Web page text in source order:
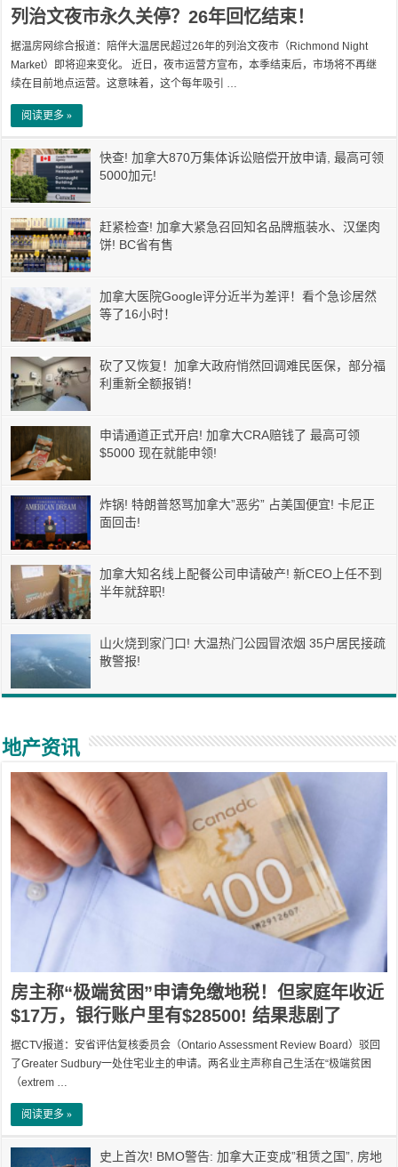
列治文夜市永久关停？26年回忆结束！
据温房网综合报道：陪伴大温居民超过26年的列治文夜市（Richmond Night
Market）即将迎来变化。 近日，夜市运营方宣布，本季结束后，市场将不再继
续在目前地点运营。这意味着，这个每年吸引 …
阅读更多 »
快查! 加拿大870万集体诉讼赔偿开放申请, 最高可领
5000加元!
赶紧检查! 加拿大紧急召回知名品牌瓶装水、汉堡肉
饼! BC省有售
加拿大医院Google评分近半为差评！看个急诊居然
等了16小时！
砍了又恢复！加拿大政府悄然回调难民医保，部分福
利重新全额报销！
申请通道正式开启! 加拿大CRA赔钱了 最高可领
$5000 现在就能申领!
炸锅! 特朗普怒骂加拿大”恶劣” 占美国便宜! 卡尼正
面回击!
加拿大知名线上配餐公司申请破产! 新CEO上任不到
半年就辞职!
山火烧到家门口! 大温热门公园冒浓烟 35户居民接疏
散警报!
地产资讯
房主称“极端贫困”申请免缴地税！但家庭年收近
$17万，银行账户里有$28500! 结果悲剧了
据CTV报道：安省评估复核委员会（Ontario Assessment Review Board）驳回
了Greater Sudbury一处住宅业主的申请。两名业主声称自己生活在“极端贫困
（extrem …
阅读更多 »
史上首次! BMO警告: 加拿大正变成”租赁之国”, 房地